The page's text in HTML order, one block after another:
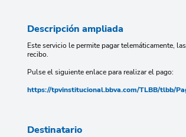
Descripción ampliada
Este servicio le permite pagar telemáticamente,
recibo.
Pulse el siguiente enlace para realizar el pago:
https://tpvinstitucional.bbva.com/TLBB/tlbb/
Destinatario